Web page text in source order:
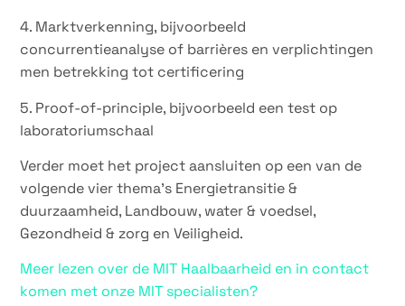
4. Marktverkenning, bijvoorbeeld
concurrentieanalyse of barrières en verplichtingen
men betrekking tot certificering
5. Proof-of-principle, bijvoorbeeld een test op
laboratoriumschaal
Verder moet het project aansluiten op een van de
volgende vier thema’s Energietransitie &
duurzaamheid, Landbouw, water & voedsel,
Gezondheid & zorg en Veiligheid.
Meer lezen over de MIT Haalbaarheid en in contact
komen met onze MIT specialisten?